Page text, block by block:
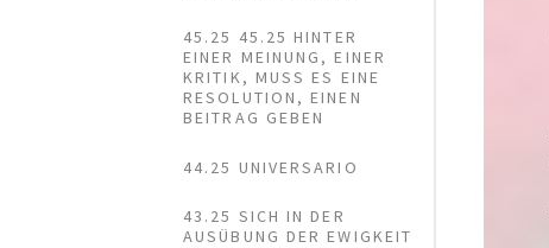
45.25 45.25 HINTER
EINER MEINUNG, EINER
KRITIK, MUSS ES EINE
RESOLUTION, EINEN
BEITRAG GEBEN
44.25 UNIVERSARIO
43.25 SICH IN DER
AUSÜBUNG DER EWIGKEIT